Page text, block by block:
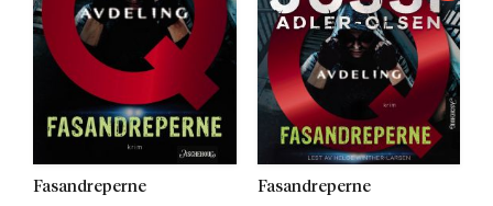
Fasandreperne Fasandreperne